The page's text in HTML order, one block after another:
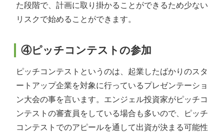
た段階で、計画に取り掛かることができるため少ない
リスクで始めることができます。
④ピッチコンテストの参加
ピッチコンテストというのは、起業したばかりのスタ
ートアップ企業を対象に行っているプレゼンテーショ
ン大会の事を言います。エンジェル投資家がピッチコ
ンテストの審査員をしている場合も多いので、ピッチ
コンテストでのアピールを通して出資が決まる可能性